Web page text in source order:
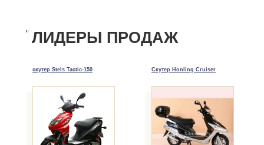
ЛИДЕРЫ ПРОДАЖ
скутер Stels Tactic-150 Скутер Honling Cruiser